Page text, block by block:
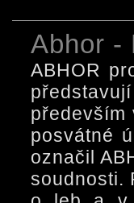
Abhor -
ABHOR
především
posvátné
označil
soudnosti.